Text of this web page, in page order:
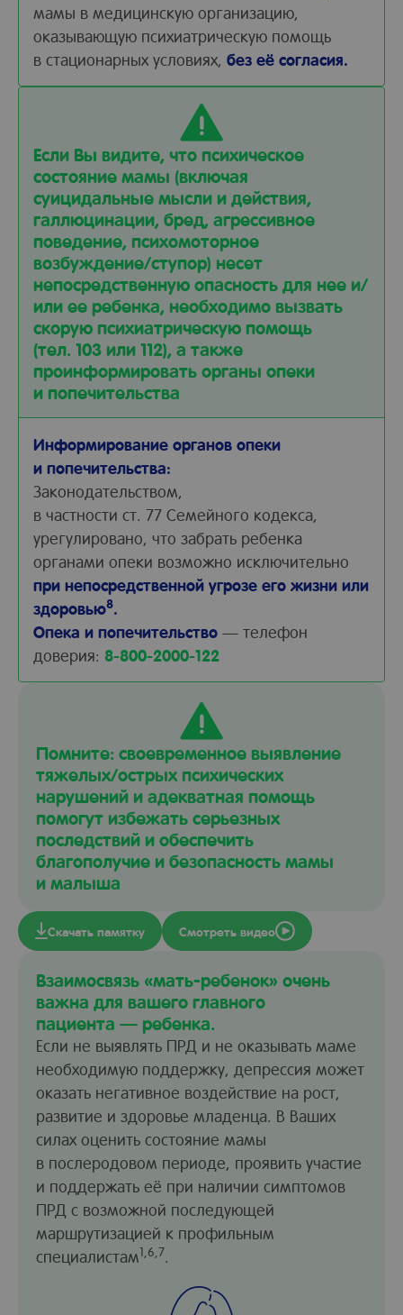
мамы в медицинскую организацию,
оказывающую психиатрическую помощь
в стационарных условиях, без её согласия.
Если Вы видите, что психическое
состояние мамы (включая
суицидальные мысли и действия,
галлюцинации, бред, агрессивное
поведение, психомоторное
возбуждение/ступор) несет
непосредственную опасность для нее и/
или ее ребенка, необходимо вызвать
скорую психиатрическую помощь
(тел. 103 или 112), а также
проинформировать органы опеки
и попечительства
Информирование органов опеки
и попечительства:
Законодательством,
в частности ст. 77 Семейного кодекса,
урегулировано, что забрать ребенка
органами опеки возможно исключительно
при непосредственной угрозе его жизни или
здоровью8.
Опека и попечительство — телефон
доверия: 8-800-2000-122
Помните: своевременное выявление
тяжелых/острых психических
нарушений и адекватная помощь
помогут избежать серьезных
последствий и обеспечить
благополучие и безопасность мамы
и малыша
Скачать памятку Смотреть видео
Взаимосвязь «мать-ребенок» очень
важна для вашего главного
пациента — ребенка.
Если не выявлять ПРД и не оказывать маме
необходимую поддержку, депрессия может
оказать негативное воздействие на рост,
развитие и здоровье младенца. В Ваших
силах оценить состояние мамы
в послеродовом периоде, проявить участие
и поддержать её при наличии симптомов
ПРД с возможной последующей
маршрутизацией к профильным
специалистам1,6,7.